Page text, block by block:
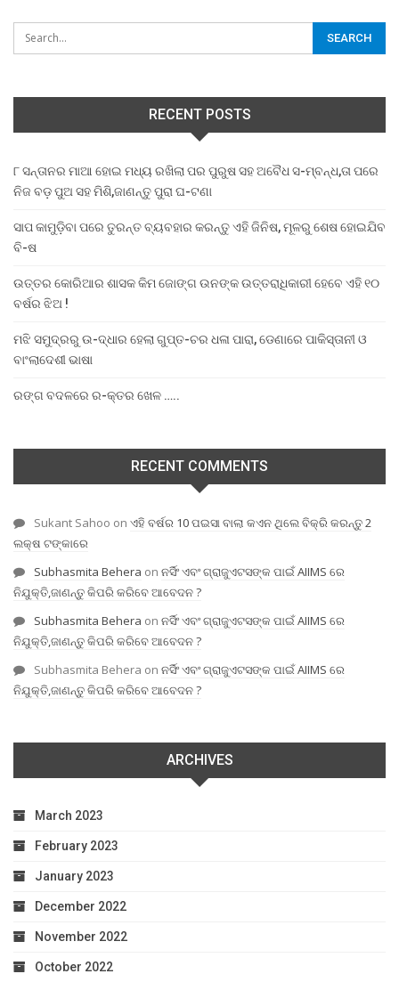
RECENT POSTS
୮ ସନ୍ତାନର ମାଆ ହୋଇ ମଧ୍ୟ ରଖିଲା ପର ପୁରୁଷ ସହ ଅବୈଧ ସ-ମ୍ବନ୍ଧ,ତା ପରେ
ନିଜ ବଡ଼ ପୁଅ ସହ ମିଶି,ଜାଣନ୍ତୁ ପୁରା ଘ-ଟଣା
ସାପ କାମୁଡ଼ିବା ପରେ ତୁରନ୍ତ ବ୍ୟବହାର କରନ୍ତୁ ଏହି ଜିନିଷ, ମୂଳରୁ ଶେଷ ହୋଇଯିବ
ବି-ଷ
ଉତ୍ତର କୋରିଆର ଶାସକ କିମ ଜୋଙ୍ଗ ଉନଙ୍କ ଉତ୍ତରାଧିକାରୀ ହେବେ ଏହି ୧୦
ବର୍ଷର ଝିଅ !
ମଝି ସମୁଦ୍ରରୁ ଉ-ଦ୍ଧାର ହେଲା ଗୁପ୍ତ-ଚର ଧଳା ପାରା, ଡେଣାରେ ପାକିସ୍ତାନୀ ଓ
ବାଂଲାଦେଶୀ ଭାଷା
ରଙ୍ଗ ବଦଳରେ ର-କ୍ତର ଖେଳ …..
RECENT COMMENTS
Sukant Sahoo on ଏହି ବର୍ଷର 10 ପଇସା ବାଲା କଏନ ଥିଲେ ବିକ୍ରି କରନ୍ତୁ 2
ଲକ୍ଷ ଟଙ୍କାରେ
Subhasmita Behera on ନର୍ସିଂ ଏବଂ ଗ୍ରାଜୁଏଟସଙ୍କ ପାଇଁ AIIMS ରେ
ନିଯୁକ୍ତି,ଜାଣନ୍ତୁ କିପରି କରିବେ ଆବେଦନ ?
Subhasmita Behera on ନର୍ସିଂ ଏବଂ ଗ୍ରାଜୁଏଟସଙ୍କ ପାଇଁ AIIMS ରେ
ନିଯୁକ୍ତି,ଜାଣନ୍ତୁ କିପରି କରିବେ ଆବେଦନ ?
Subhasmita Behera on ନର୍ସିଂ ଏବଂ ଗ୍ରାଜୁଏଟସଙ୍କ ପାଇଁ AIIMS ରେ
ନିଯୁକ୍ତି,ଜାଣନ୍ତୁ କିପରି କରିବେ ଆବେଦନ ?
ARCHIVES
March 2023
February 2023
January 2023
December 2022
November 2022
October 2022